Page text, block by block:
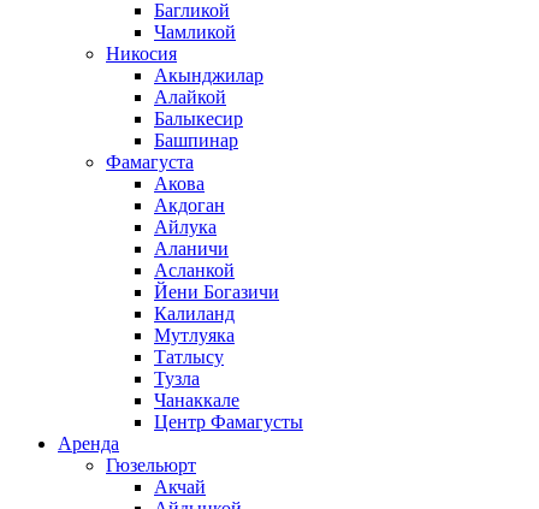
Багликой
Чамликой
Никосия
Акынджилар
Алайкой
Балыкесир
Башпинар
Фамагуста
Акова
Акдоган
Айлука
Аланичи
Асланкой
Йени Богазичи
Калиланд
Мутлуяка
Татлысу
Тузла
Чанаккале
Центр Фамагусты
Аренда
Гюзельюрт
Акчай